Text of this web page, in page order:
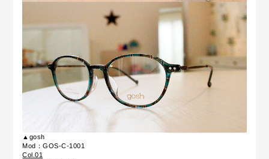
▲gosh
Mod：GOS-C-1001
Col.01